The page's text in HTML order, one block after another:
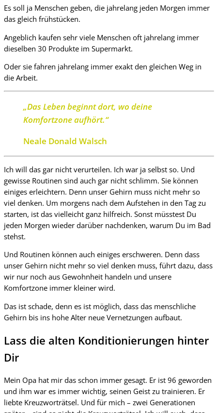
Es soll ja Menschen geben, die jahrelang jeden Morgen immer
das gleich frühstücken.
Angeblich kaufen sehr viele Menschen oft jahrelang immer
dieselben 30 Produkte im Supermarkt.
Oder sie fahren jahrelang immer exakt den gleichen Weg in
die Arbeit.
„Das Leben beginnt dort, wo deine
Komfortzone aufhört.“
Neale Donald Walsch
Ich will das gar nicht verurteilen. Ich war ja selbst so. Und
gewisse Routinen sind auch gar nicht schlimm. Sie können
einiges erleichtern. Denn unser Gehirn muss nicht mehr so
viel denken. Um morgens nach dem Aufstehen in den Tag zu
starten, ist das vielleicht ganz hilfreich. Sonst müsstest Du
jeden Morgen wieder darüber nachdenken, warum Du im Bad
stehst.
Und Routinen können auch einiges erschweren. Denn dass
unser Gehirn nicht mehr so viel denken muss, führt dazu, dass
wir nur noch aus Gewohnheit handeln und unsere
Komfortzone immer kleiner wird.
Das ist schade, denn es ist möglich, dass das menschliche
Gehirn bis ins hohe Alter neue Vernetzungen aufbaut.
Lass die alten Konditionierungen hinter
Dir
Mein Opa hat mir das schon immer gesagt. Er ist 96 geworden
und ihm war es immer wichtig, seinen Geist zu trainieren. Er
liebte Kreuzworträtsel. Und für mich – zwei Generationen